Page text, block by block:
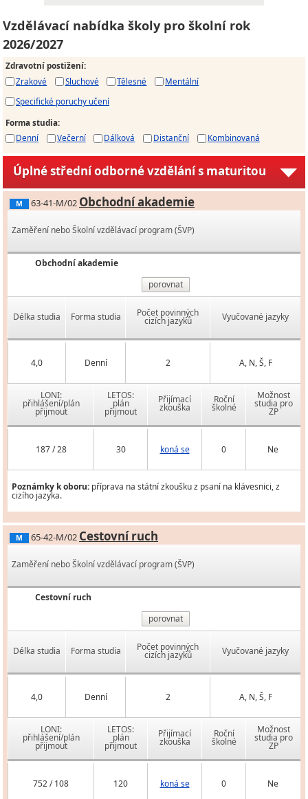
Vzdělávací nabídka školy pro školní rok
2026/2027
Zdravotní postižení:
Zrakové
Sluchové Tělesné
Mentální
Specifické poruchy učení
Forma studia:
Denní
Večerní Dálková Distanční Kombinovaná
Úplné střední odborné vzdělání s maturitou
M 63-41-M/02 Obchodní akademie
Zaměření nebo Školní vzdělávací program (ŠVP)
Obchodní akademie
porovnat
Délka studia Forma studia Počet povinných
cizích jazyků Vyučované jazyky
4,0 Denní 2 A, N, Š, F
LONI:
přihlášení/plán
přijmout
LETOS:
plán
přijmout
Přijímací
zkouška
Roční
školné
Možnost
studia pro
ZP
187 / 28 30 koná se 0 Ne
Poznámky k oboru: příprava na státní zkoušku z psaní na klávesnici, z
cizího jazyka.
M 65-42-M/02 Cestovní ruch
Zaměření nebo Školní vzdělávací program (ŠVP)
Cestovní ruch
porovnat
Délka studia Forma studia Počet povinných
cizích jazyků Vyučované jazyky
4,0 Denní 2 A, N, Š, F
LONI:
přihlášení/plán
přijmout
LETOS:
plán
přijmout
Přijímací
zkouška
Roční
školné
Možnost
studia pro
ZP
752 / 108 120 koná se 0 Ne